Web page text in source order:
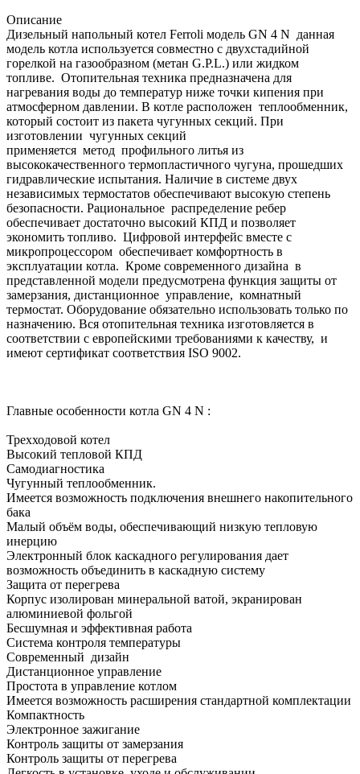
Описание
Дизельный напольный котел Ferroli модель GN 4 N данная
модель котла используется совместно с двухстадийной
горелкой на газообразном (метан G.P.L.) или жидком
топливе. Отопительная техника предназначена для
нагревания воды до температур ниже точки кипения при
атмосферном давлении. В котле расположен теплообменник,
который состоит из пакета чугунных секций. При
изготовлении чугунных секций
применяется метод профильного литья из
высококачественного термопластичного чугуна, прошедших
гидравлические испытания. Наличие в системе двух
независимых термостатов обеспечивают высокую степень
безопасности. Рациональное распределение ребер
обеспечивает достаточно высокий КПД и позволяет
экономить топливо. Цифровой интерфейс вместе с
микропроцессором обеспечивает комфортность в
эксплуатации котла. Кроме современного дизайна в
представленной модели предусмотрена функция защиты от
замерзания, дистанционное управление, комнатный
термостат. Оборудование обязательно использовать только по
назначению. Вся отопительная техника изготовляется в
соответствии с европейскими требованиями к качеству, и
имеют сертификат соответствия ISO 9002.
Главные особенности котла GN 4 N :
Трехходовой котел
Высокий тепловой КПД
Самодиагностика
Чугунный теплообменник.
Имеется возможность подключения внешнего накопительного
бака
Малый объём воды, обеспечивающий низкую тепловую
инерцию
Электронный блок каскадного регулирования дает
возможность объединить в каскадную систему
Защита от перегрева
Корпус изолирован минеральной ватой, экранирован
алюминиевой фольгой
Бесшумная и эффективная работа
Система контроля температуры
Современный дизайн
Дистанционное управление
Простота в управление котлом
Имеется возможность расширения стандартной комплектации
Компактность
Электронное зажигание
Контроль защиты от замерзания
Контроль защиты от перегрева